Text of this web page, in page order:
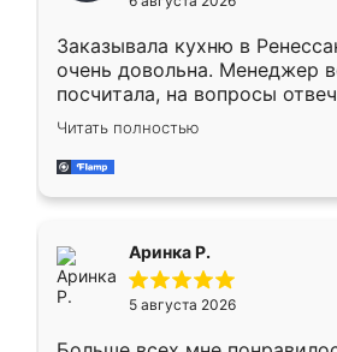
мебели буду заказывать
Заказывала кухню в
очень довольна. Менеджер
посчитала, на вопросы
Замерщик приехал в
делу со всей
за день, ребята работали
Читать полностью
Аринка Р.
5 августа 2026